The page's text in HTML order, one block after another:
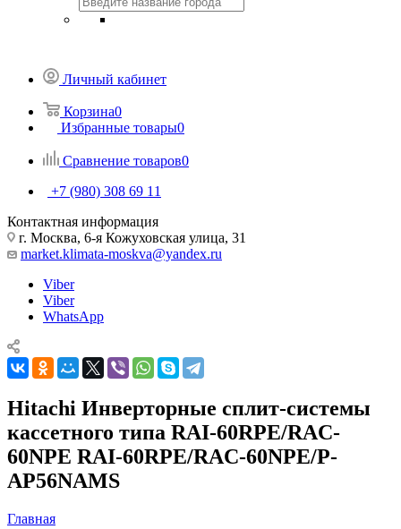
Личный кабинет
Корзина0
Избранные товары0
Сравнение товаров0
+7 (980) 308 69 11
Контактная информация
г. Москва, 6-я Кожуховская улица, 31
market.klimata-moskva@yandex.ru
Viber
Viber
WhatsApp
Hitachi Инверторные сплит-системы
кассетного типа RAI-60RPE/RAC-
60NPE RAI-60RPE/RAC-60NPE/P-
AP56NAMS
Главная